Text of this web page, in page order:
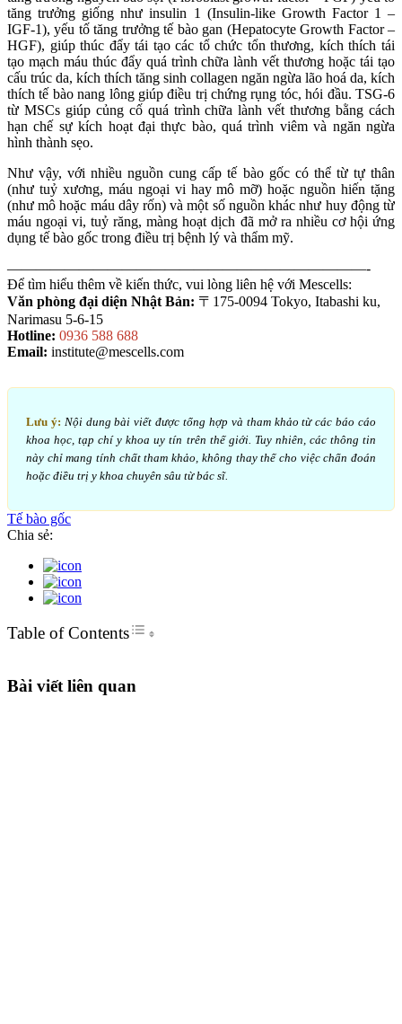
tăng trưởng giống như insulin 1 (Insulin-like Growth Factor 1 –
IGF-1), yếu tố tăng trưởng tế bào gan (Hepatocyte Growth Factor –
HGF), giúp thúc đẩy tái tạo các tổ chức tổn thương, kích thích tái
tạo mạch máu thúc đẩy quá trình chữa lành vết thương hoặc tái tạo
cấu trúc da, kích thích tăng sinh collagen ngăn ngừa lão hoá da, kích
thích tế bào nang lông giúp điều trị chứng rụng tóc, hói đầu. TSG-6
từ MSCs giúp củng cố quá trình chữa lành vết thương bằng cách
hạn chế sự kích hoạt đại thực bào, quá trình viêm và ngăn ngừa
hình thành sẹo.
Như vậy, với nhiều nguồn cung cấp tế bào gốc có thể từ tự thân
(như tuỷ xương, máu ngoại vi hay mô mỡ) hoặc nguồn hiến tặng
(như mô hoặc máu dây rốn) và một số nguồn khác như huy động từ
máu ngoại vi, tuỷ răng, màng hoạt dịch đã mở ra nhiều cơ hội ứng
dụng tế bào gốc trong điều trị bệnh lý và thẩm mỹ.
—————————————————————————-
Để tìm hiểu thêm về kiến thức, vui lòng liên hệ với Mescells:
Văn phòng đại diện Nhật Bản: 〒175-0094 Tokyo, Itabashi ku,
Narimasu 5-6-15
Hotline: 0936 588 688
Email: institute@mescells.com
Lưu ý: Nội dung bài viết được tổng hợp và tham khảo từ các báo cáo
khoa học, tạp chí y khoa uy tín trên thế giới. Tuy nhiên, các thông tin
này chỉ mang tính chất tham khảo, không thay thế cho việc chẩn đoán
hoặc điều trị y khoa chuyên sâu từ bác sĩ.
Tế bào gốc
Chia sẻ:
Table of ContentsToggle Table of Content
Bài viết liên quan